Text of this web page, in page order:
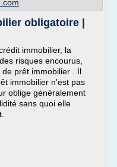
obligatoire |
immobilier, la
risques encourus,
prêt immobilier . Il
immobilier n'est pas
oblige généralement
sans quoi elle